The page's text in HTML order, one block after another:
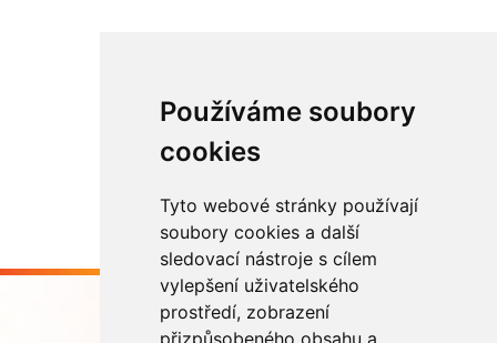
Používáme soubory
cookies
Tyto webové stránky používají
soubory cookies a další
sledovací nástroje s cílem
vylepšení uživatelského
prostředí, zobrazení
přizpůsobeného obsahu a
Načíst další